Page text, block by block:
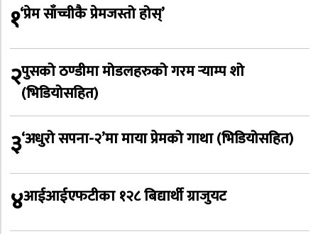
१‘प्रेम साँच्चीकै प्रेमजस्तो होस्’
२पुसको ठण्डीमा मोडलहरुको गरम र्‍याम्प शो
(भिडियोसहित)
३‘अधुरो सपना-२’मा माया प्रेमको गाथा (भिडियोसहित)
४आईआईएफटीका १२८ बिद्यार्थी ग्राजुयट